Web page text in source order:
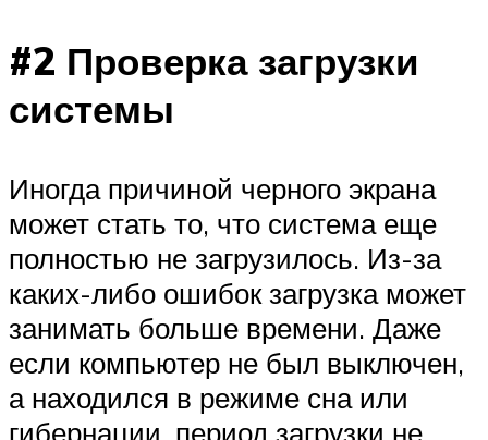
#2 Проверка загрузки
системы
Иногда причиной черного экрана
может стать то, что система еще
полностью не загрузилось. Из-за
каких-либо ошибок загрузка может
занимать больше времени. Даже
если компьютер не был выключен,
а находился в режиме сна или
гибернации, период загрузки не